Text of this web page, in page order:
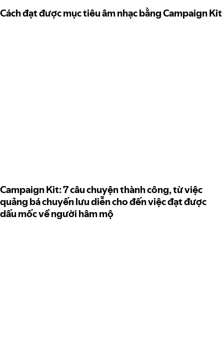
Cách đạt được mục tiêu âm nhạc bằng Campaign Kit
Campaign Kit: 7 câu chuyện thành công, từ việc
quảng bá chuyến lưu diễn cho đến việc đạt được
dấu mốc về người hâm mộ